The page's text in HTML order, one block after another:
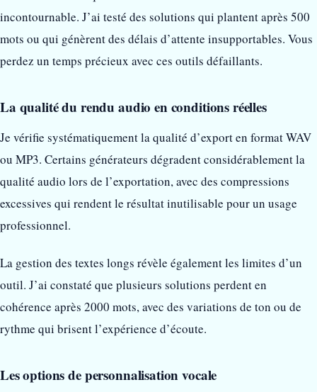
incontournable. J’ai testé des solutions qui plantent après 500
mots ou qui génèrent des délais d’attente insupportables. Vous
perdez un temps précieux avec ces outils défaillants.
La qualité du rendu audio en conditions réelles
Je vérifie systématiquement la qualité d’export en format WAV
ou MP3. Certains générateurs dégradent considérablement la
qualité audio lors de l’exportation, avec des compressions
excessives qui rendent le résultat inutilisable pour un usage
professionnel.
La gestion des textes longs révèle également les limites d’un
outil. J’ai constaté que plusieurs solutions perdent en
cohérence après 2000 mots, avec des variations de ton ou de
rythme qui brisent l’expérience d’écoute.
Les options de personnalisation vocale